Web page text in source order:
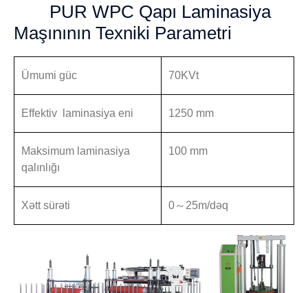
PUR WPC Qapı Laminasiya
Maşınının Texniki Parametri
Ümumi güc 70KVt
Effektiv laminasiya eni 1250 mm
Maksimum laminasiya
qalınlığı
100 mm
Xətt sürəti 0～25m/dəq